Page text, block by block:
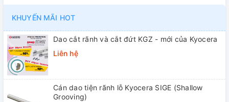
KHUYẾN MÃI HOT
Dao cắt rãnh và cắt đứt KGZ - mới của Kyocera
Liên hệ
Cán dao tiện rãnh lỗ Kyocera SIGE (Shallow
Grooving)